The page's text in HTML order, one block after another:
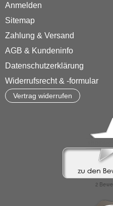
Anmelden
Sitemap
Zahlung & Versand
AGB & Kundeninfo
Datenschutzerklärung
Widerrufsrecht & -formular
Vertrag widerrufen